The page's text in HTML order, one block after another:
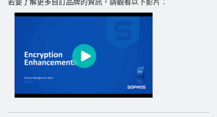
若要了解更多自訂品牌的資訊，請觀看以下影片：